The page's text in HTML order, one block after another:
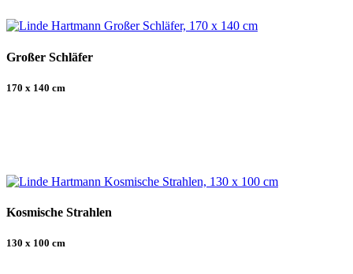
Großer Schläfer
170 x 140 cm
Kosmische Strahlen
130 x 100 cm